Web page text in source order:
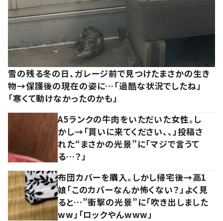
雪の残る冬の日、ガレージ前で見つけたまさかの生き
物→保護後の現在の姿に…「過酷な状況でしたね」
「寒くて動けなかったのかも」
A5ランクの牛肉をいただいた女性。し
かし→「貰いに来てください、、」投稿さ
れた“まさかの光景”に「マジで言うて
る…？」
布団カバーを購入。しかし帰宅後→高1
娘「このカバーなんか怖くない？」よく見
ると…”衝撃の光景”に「吹き出しました
ww」「ロックやんwww」